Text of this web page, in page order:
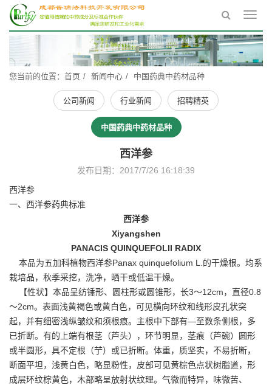
您当前的位置： 首页 新闻中心 中国药典中药材品种
公司新闻 行业新闻 招聘精英
中国药典中药材品种
西洋参
发布日期：2017/7/26 16:18:39
西洋参
一、西洋参药典标准
西洋参
Xiyangshen
PANACIS QUINQUEFOLII RADIX
本品为五加科植物西洋参Panax quinquefolium L.的干燥根。均系
栽培品，秋季采挖，洗净，晒干或低温干燥。
【性状】本品呈纺锤形、圆柱形或圆锥形，长3～12cm，直径0.8
～2cm。表面浅黄褐色或黄白色，可见横向环纹和线形皮孔状突
起，并有细密浅纵皱纹和须根痕。主根中下部有—至数条侧根，多
已折断。有的上端有根茎（芦头），环节明显，茎痕（芦碗）圆形
或半圆形，具不定根（艼）或已折断。体重，质坚实，不易折断，
断面平坦，浅黄白色，略显粉性，皮部可见黄棕色点状树脂道，形
成层环纹棕黄色，木部略呈放射状纹理。气微而特异，味微苦、